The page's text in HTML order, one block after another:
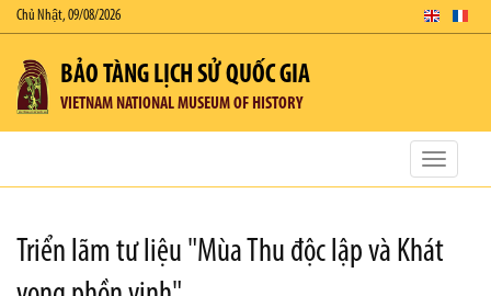
Chủ Nhật, 09/08/2026
BẢO TÀNG LỊCH SỬ QUỐC GIA
VIETNAM NATIONAL MUSEUM OF HISTORY
Toggle
Triển lãm tư liệu "Mùa Thu độc lập và Khát